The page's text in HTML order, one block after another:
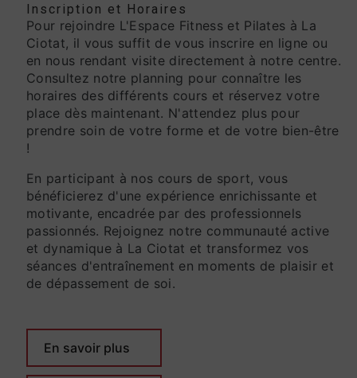
Inscription et Horaires
Pour rejoindre L'Espace Fitness et Pilates à La
Ciotat, il vous suffit de vous inscrire en ligne ou
en nous rendant visite directement à notre centre.
Consultez notre planning pour connaître les
horaires des différents cours et réservez votre
place dès maintenant. N'attendez plus pour
prendre soin de votre forme et de votre bien-être
!
En participant à nos cours de sport, vous
bénéficierez d'une expérience enrichissante et
motivante, encadrée par des professionnels
passionnés. Rejoignez notre communauté active
et dynamique à La Ciotat et transformez vos
séances d'entraînement en moments de plaisir et
de dépassement de soi.
En savoir plus